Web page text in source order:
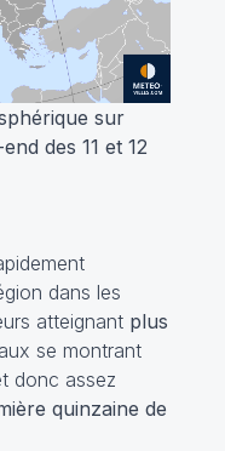
sur
des 11 et 12
dans les
atteignantplus
se montrant
donc assez
quinzaine de